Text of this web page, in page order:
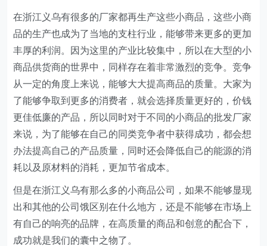
在浙江义乌有很多的厂家都再生产这些小商品，这些小商
品的生产也成为了当地的支柱行业，能够带来更多的更加
丰厚的利润。因为这里的产业比较集中，所以在大型的小
商品供货商的世界中，同样存在着非常激烈的竞争。竞争
从一定的角度上来说，能够大大提高商品的质量。大家为
了能够争取到更多的消费者，就会选择质量更好的，价钱
更佳低廉的产品，所以同时对于不同的小商品的批发厂家
来说，为了能够在自己的同类竞争者中获得成功，都会想
办法提高自己的产品质量，同时还会降低自己的能源的消
耗以及原材料的消耗，更加节省成本。
但是在浙江义乌有那么多的小商品公司，如果不能够显现
出和其他的公司饿区别在什么地方，还是不能够在市场上
有自己的响亮的品牌，在高质量的商品和创意的配合下，
成功就是我们的囊中之物了。